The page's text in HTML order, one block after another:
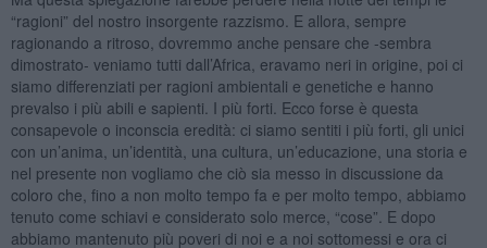
“ragioni” del nostro insorgente razzismo. E allora, sempre
ragionando a ritroso, dovremmo anche pensare che -sembra
dimostrato- veniamo tutti dall’Africa, eravamo neri in origine, poi ci
siamo differenziati per ragioni ambientali e genetiche e hanno
prevalso i più abili e sapienti. I più forti. Ecco forse è questa
consapevole o inconscia eredità: ci siamo sentiti i più forti, gli unici
con un’anima, un’identità, una cultura, un’educazione, una storia e
nel presente non vogliamo che ciò sia messo in discussione da
coloro che, fino a non molto tempo fa e per molto tempo, abbiamo
tenuto come schiavi e considerato solo merce, “cose”. E dopo
abbiamo mantenuto più poveri di noi e a noi sottomessi e ora ci